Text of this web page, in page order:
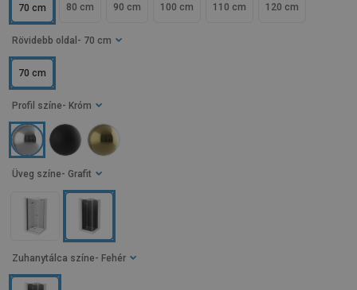
70 cm 80 cm 90 cm 100 cm 110 cm 120 cm
Rövidebb oldal - 70 cm
70 cm
Üveg színe - Grafit
Profil színe - Króm
Zuhanytálca színe - Fehér